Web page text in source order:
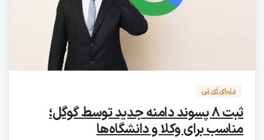
دنیای آی تی
ثبت ۸ پسوند دامنه جدید توسط گوگل؛
مناسب برای وکلا و دانشگاه‌ها